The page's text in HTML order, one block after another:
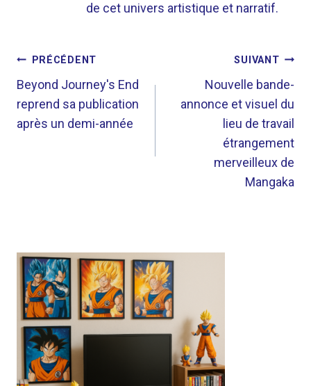
de cet univers artistique et narratif.
NAVIGATION
DE
L’ARTICLE
PRÉCÉDENT
Beyond Journey's End
reprend sa publication
après un demi-année
SUIVANT
Nouvelle bande-
annonce et visuel du
lieu de travail
étrangement
merveilleux de
Mangaka